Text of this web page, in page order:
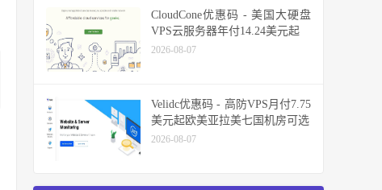
CloudCone优惠码 - 美国大硬盘
VPS云服务器年付14.24美元起
2026-08-07
Velidc优惠码 - 高防VPS月付7.75
美元起欧美亚拉美七国机房可选
2026-08-07